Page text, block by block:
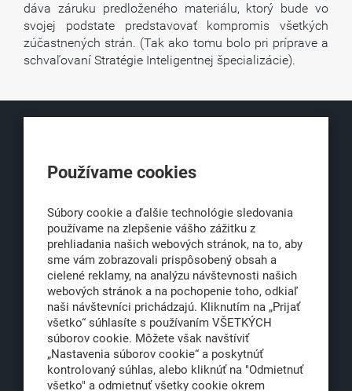
dáva záruku predloženého materiálu, ktorý bude vo
svojej podstate predstavovať kompromis všetkých
zúčastnených strán. (Tak ako tomu bolo pri príprave a
schvaľovaní Stratégie Inteligentnej špecializácie).
Obchodná 6
office@klub500.sk
+421 2 54 646 464
www.klub500.sk
Copyright: Klub 500, 2026
Používame cookies
Súbory cookie a ďalšie technológie sledovania
používame na zlepšenie vášho zážitku z
prehliadania našich webových stránok, na to, aby
sme vám zobrazovali prispôsobený obsah a
cielené reklamy, na analýzu návštevnosti našich
webových stránok a na pochopenie toho, odkiaľ
naši návštevníci prichádzajú. Kliknutím na „Prijať
všetko“ súhlasíte s používaním VŠETKÝCH
súborov cookie. Môžete však navštíviť
„Nastavenia súborov cookie“ a poskytnúť
kontrolovaný súhlas, alebo kliknúť na "Odmietnuť
všetko" a odmietnuť všetky cookie okrem